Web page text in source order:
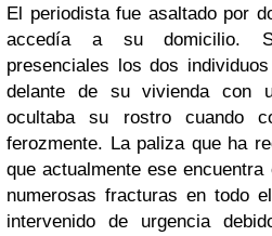
El periodista fue asaltado por
accedía a su domicilio.
presenciales los dos
delante de su vivienda con
ocultaba su rostro cuando
ferozmente. La paliza que ha
que actualmente ese
numerosas fracturas en todo
intervenido de urgencia